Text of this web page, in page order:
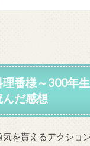
理番様～300年
だ感想
を貰えるアクショ